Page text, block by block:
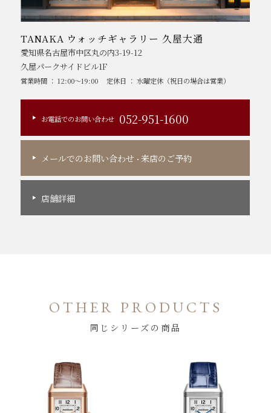
TANAKA ウォッチギャラリー 久屋大通
愛知県名古屋市中区丸の内3-19-12
久屋パークサイドビル1F
営業時間 ： 12:00～19:00 定休日 ： 水曜定休（祝日の場合は営業）
お電話でのお問い合わせ 052-951-1600
メールでのお問い合わせ ・来店のご予約
店舗詳細
OTHER PRODUCTS
同じシリーズの商品